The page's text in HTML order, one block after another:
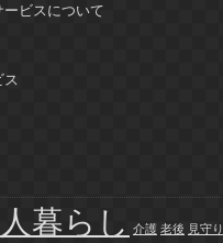
ビスについて
ス
暮らし 介護 老後 見守り